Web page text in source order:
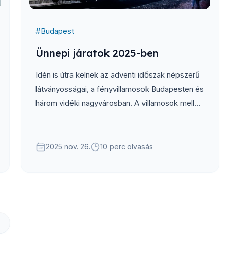
#Budapest
Ünnepi járatok 2025-ben
Idén is útra kelnek az adventi időszak népszerű
látványosságai, a fényvillamosok Budapesten és
három vidéki nagyvárosban. A villamosok mellett
különleges vonatok is gondoskodnak majd.
2025 nov. 26. 10 perc olvasás